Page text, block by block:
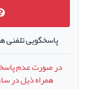
پاسخگویی تلفنی همه
در صورت عدم
همراه ذیل در